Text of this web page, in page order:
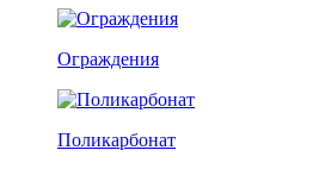
Ограждения
Поликарбонат